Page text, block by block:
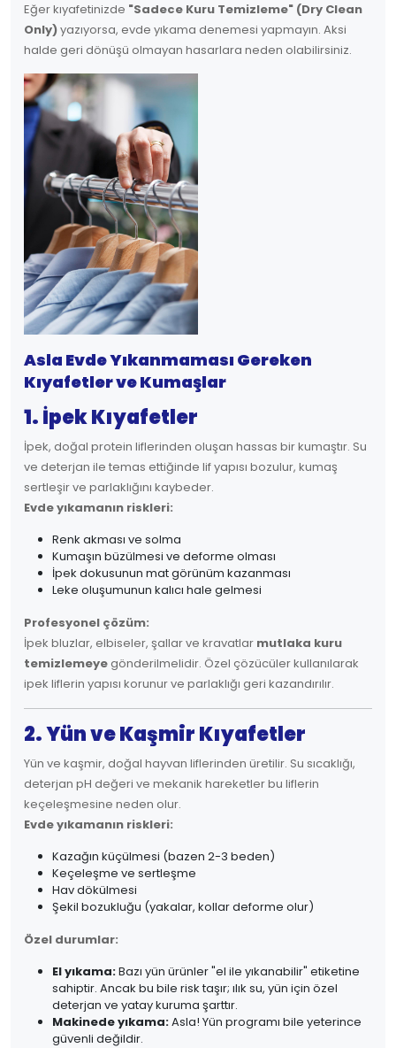
Eğer kıyafetinizde "Sadece Kuru Temizleme" (Dry Clean
Only)yazıyorsa, evde yıkama denemesi yapmayın. Aksi
halde geri dönüşü olmayan hasarlara neden olabilirsiniz.
Asla Evde Yıkanmaması Gereken
Kıyafetler ve Kumaşlar
1. İpek Kıyafetler
İpek, doğal protein liflerinden oluşan hassas bir kumaştır. Su
ve deterjan ile temas ettiğinde lif yapısı bozulur, kumaş
sertleşir ve parlaklığını kaybeder.
Evde yıkamanın riskleri:
Renk akması ve solma
Kumaşın büzülmesi ve deforme olması
İpek dokusunun mat görünüm kazanması
Leke oluşumunun kalıcı hale gelmesi
Profesyonel çözüm:
İpek bluzlar, elbiseler, şallar ve kravatlar mutlaka kuru
temizlemeyegönderilmelidir. Özel çözücüler kullanılarak
ipek liflerin yapısı korunur ve parlaklığı geri kazandırılır.
2. Yün ve Kaşmir Kıyafetler
Yün ve kaşmir, doğal hayvan liflerinden üretilir. Su sıcaklığı,
deterjan pH değeri ve mekanik hareketler bu liflerin
keçeleşmesine neden olur.
Evde yıkamanın riskleri:
Kazağın küçülmesi (bazen 2-3 beden)
Keçeleşme ve sertleşme
Hav dökülmesi
Şekil bozukluğu (yakalar, kollar deforme olur)
Özel durumlar:
El yıkama:Bazı yün ürünler "el ile yıkanabilir" etiketine
sahiptir. Ancak bu bile risk taşır; ılık su, yün için özel
deterjan ve yatay kuruma şarttır.
Makinede yıkama:Asla! Yün programı bile yeterince
güvenli değildir.